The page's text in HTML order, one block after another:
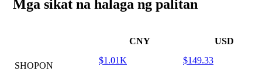
Mga sikat na halaga ng palitan
CNY USD
SHOPON
$1.01K $149.33